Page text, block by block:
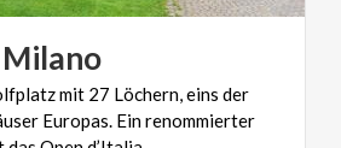
Milano
mit 27 Löchern, eins der
Europas. Ein renommierter